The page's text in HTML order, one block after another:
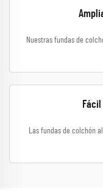
Nuestras fundas de
Las fundas de colchón